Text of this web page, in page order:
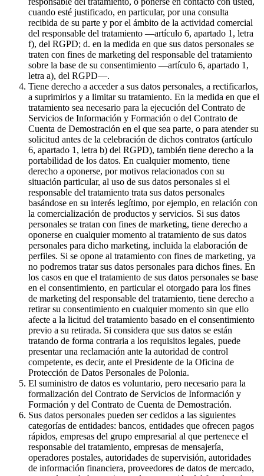
cuando esté justificado, en particular, por una consulta
recibida de su parte y por el ámbito de la actividad comercial
del responsable del tratamiento —artículo 6, apartado 1, letra
f), del RGPD; d. en la medida en que sus datos personales se
traten con fines de marketing del responsable del tratamiento
sobre la base de su consentimiento —artículo 6, apartado 1,
letra a), del RGPD—.
Tiene derecho a acceder a sus datos personales, a rectificarlos,
a suprimirlos y a limitar su tratamiento. En la medida en que el
tratamiento sea necesario para la ejecución del Contrato de
Servicios de Información y Formación o del Contrato de
Cuenta de Demostración en el que sea parte, o para atender su
solicitud antes de la celebración de dichos contratos (artículo
6, apartado 1, letra b) del RGPD), también tiene derecho a la
portabilidad de los datos. En cualquier momento, tiene
derecho a oponerse, por motivos relacionados con su
situación particular, al uso de sus datos personales si el
responsable del tratamiento trata sus datos personales
basándose en su interés legítimo, por ejemplo, en relación con
la comercialización de productos y servicios. Si sus datos
personales se tratan con fines de marketing, tiene derecho a
oponerse en cualquier momento al tratamiento de sus datos
personales para dicho marketing, incluida la elaboración de
perfiles. Si se opone al tratamiento con fines de marketing, ya
no podremos tratar sus datos personales para dichos fines. En
los casos en que el tratamiento de sus datos personales se base
en el consentimiento, en particular el otorgado para los fines
de marketing del responsable del tratamiento, tiene derecho a
retirar su consentimiento en cualquier momento sin que ello
afecte a la licitud del tratamiento basado en el consentimiento
previo a su retirada. Si considera que sus datos se están
tratando de forma contraria a los requisitos legales, puede
presentar una reclamación ante la autoridad de control
competente, es decir, ante el Presidente de la Oficina de
Protección de Datos Personales de Polonia.
El suministro de datos es voluntario, pero necesario para la
formalización del Contrato de Servicios de Información y
Formación y del Contrato de Cuenta de Demostración.
Sus datos personales pueden ser cedidos a las siguientes
categorías de entidades: bancos, entidades que ofrecen pagos
rápidos, empresas del grupo empresarial al que pertenece el
responsable del tratamiento, empresas de mensajería,
operadores postales, autoridades de supervisión, autoridades
de información financiera, proveedores de datos de mercado,